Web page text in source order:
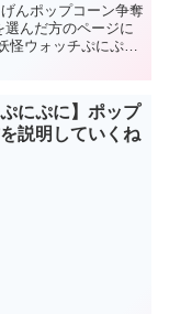
んポップコーン争奪
んだ方のページに
ウォッチぷにぷに
にぷに】ポップ
説明していくね